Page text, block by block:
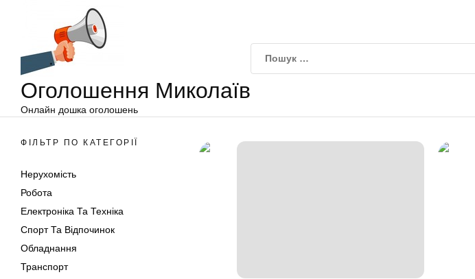
Оголошення Миколаїв
Онлайн дошка оголошень
ФІЛЬТР ПО КАТЕГОРІЇ
Нерухомість
Робота
Електроніка Та Техніка
Спорт Та Відпочинок
Обладнання
Транспорт